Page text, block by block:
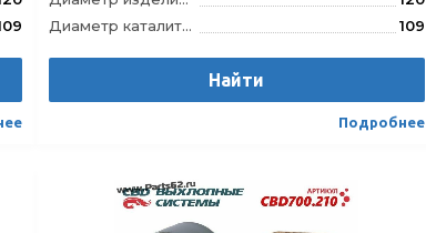
C
Диаметр каталитического блока, мм
109
Модель
120.120.600E5-B
4610121392968
Найти
Подробнее